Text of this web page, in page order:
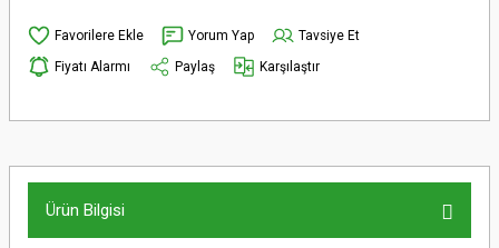
Yorum Yap
Tavsiye Et
Fiyatı Alarmı
Paylaş Karşılaştır
Ürün Bilgisi